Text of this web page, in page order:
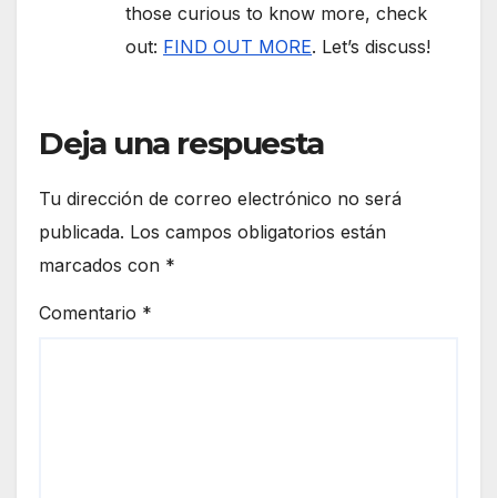
those curious to know more, check
out: FIND OUT MORE. Let’s discuss!
Deja una respuesta
Tu dirección de correo electrónico no será
publicada. Los campos obligatorios están
marcados con *
Comentario *